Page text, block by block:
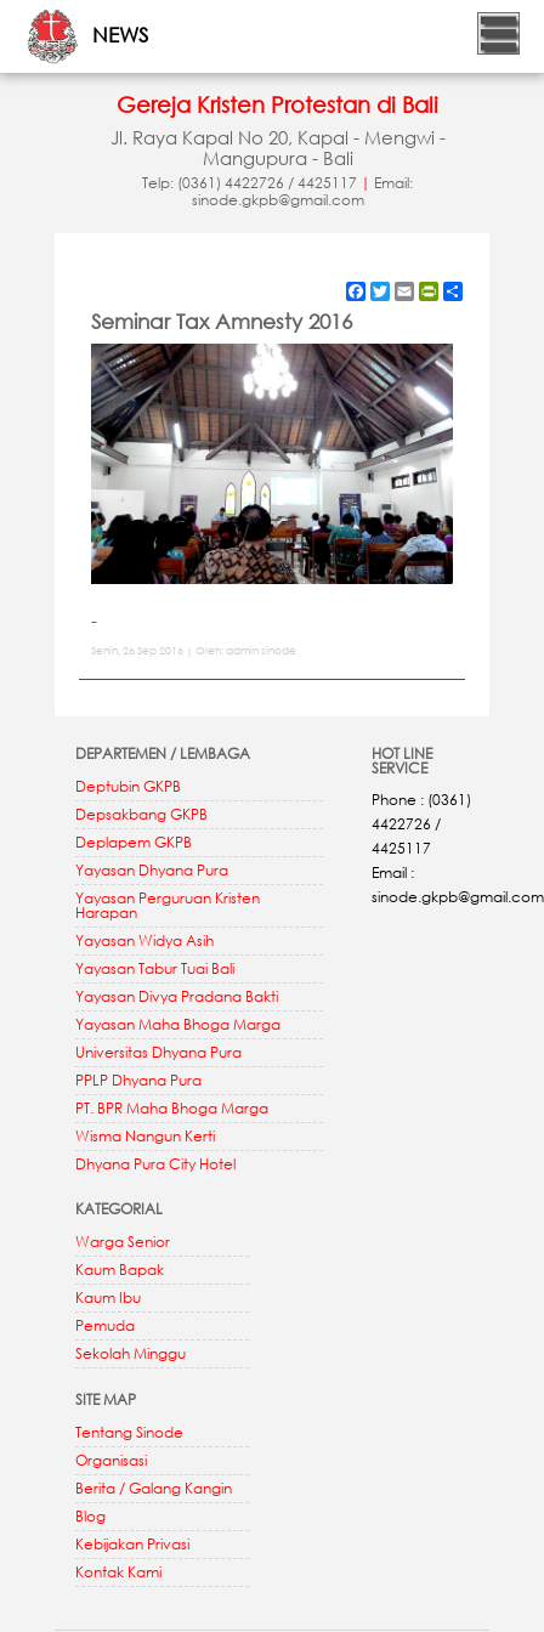
NEWS
Gereja Kristen Protestan di Bali
Jl. Raya Kapal No 20, Kapal - Mengwi -
Mangupura - Bali
Telp: (0361) 4422726 / 4425117 | Email:
sinode.gkpb@gmail.com
Facebook
Twitter
EmailPrintFriendly
Seminar Tax Amnesty 2016
-
Senin, 26 Sep 2016 | Oleh: admin sinode
DEPARTEMEN / LEMBAGA
Deptubin GKPB
Depsakbang GKPB
Deplapem GKPB
Yayasan Dhyana Pura
Yayasan Perguruan Kristen
Harapan
Yayasan Widya Asih
Yayasan Tabur Tuai Bali
Yayasan Divya Pradana Bakti
Yayasan Maha Bhoga Marga
Universitas Dhyana Pura
PPLP Dhyana Pura
PT. BPR Maha Bhoga Marga
Wisma Nangun Kerti
Dhyana Pura City Hotel
KATEGORIAL
Warga Senior
Kaum Bapak
Kaum Ibu
Pemuda
Sekolah Minggu
SITE MAP
Tentang Sinode
Organisasi
Berita / Galang Kangin
Blog
Kebijakan Privasi
Kontak Kami
HOT LINE
SERVICE
Phone : (0361)
4422726 /
4425117
Email :
sinode.gkpb@gmail.com